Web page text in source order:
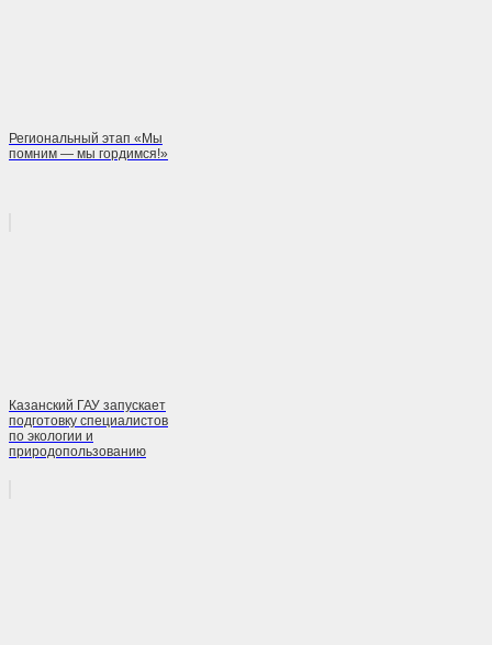
Региональный этап «Мы
помним — мы гордимся!»
Казанский ГАУ запускает
подготовку специалистов
по экологии и
природопользованию